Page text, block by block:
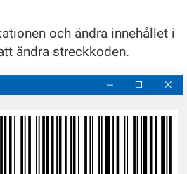
och ändra innehållet i
ändra streckkoden.